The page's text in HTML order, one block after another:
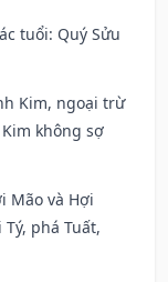
tuổi: Quý Sửu
Kim, ngoại trừ
không sợ
Mão và Hợi
phá Tuất,